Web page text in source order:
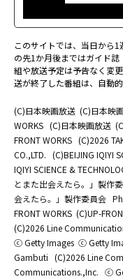
このサイトでは、当日から
の先1か月後まではガイド
組や放送予定は予告なく変
送が終了した番組は、自動
(C)日本映画放送 (C)日本映
WORKS (C)日本映画放送
FRONT WORKS (C)2026
CO.,LTD. (C)BEIJING IQIYI
IQIYI SCIENCE &
とまた出会えたら。」製作
会えたら。」製作委員会
FRONT WORKS (C)UP-
(C)2026 Line
ⓒ Getty Images ⓒ Getty
Gambuti (C)2026 Line
Communications.,Inc. ⓒ